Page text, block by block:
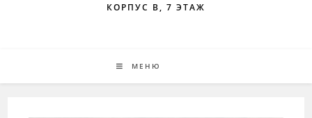
КОРПУС В, 7 ЭТАЖ
МЕНЮ